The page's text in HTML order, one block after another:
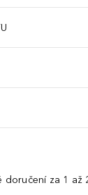
doručení za 1 až